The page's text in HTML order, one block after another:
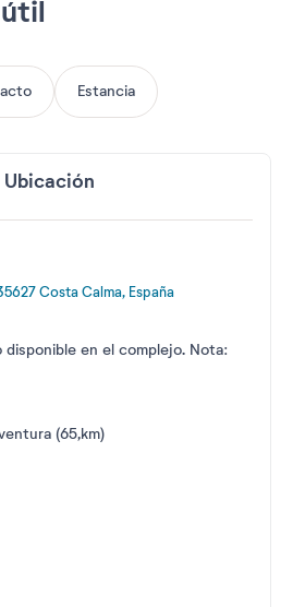
Estancia
Ubicación
Costa Calma, España
en el complejo. Nota:
(65,km)